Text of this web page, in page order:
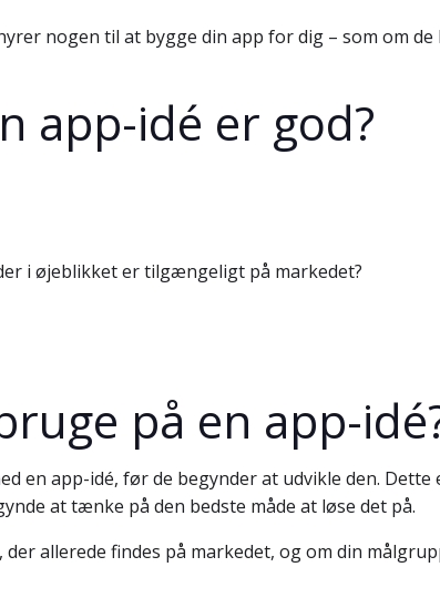
nogen til at bygge din app for dig – som om
app-idé er god?
i øjeblikket er tilgængeligt på markedet?
på en app-
en app-idé, før de begynder at udvikle den.
at tænke på den bedste måde at løse det på.
allerede findes på markedet, og om din